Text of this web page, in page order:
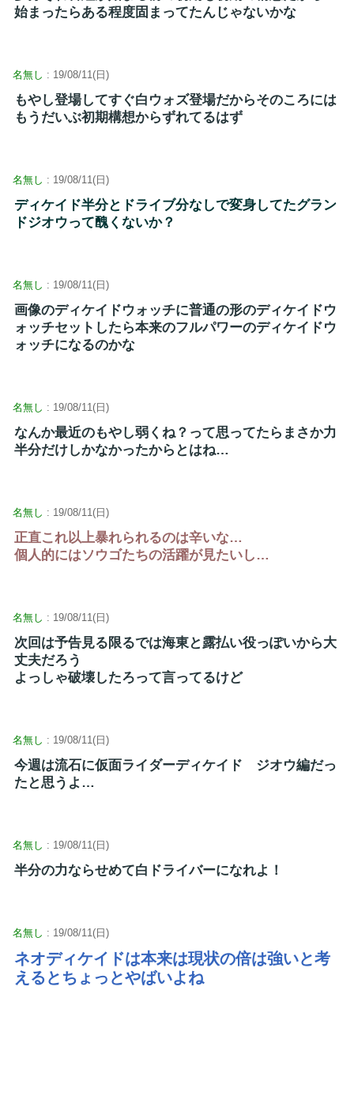
始まったらある程度固まってたんじゃないかな
名無し : 19/08/11(日)
もやし登場してすぐ白ウォズ登場だからそのころには
もうだいぶ初期構想からずれてるはず
名無し : 19/08/11(日)
ディケイド半分とドライブ分なしで変身してたグラン
ドジオウって醜くないか？
名無し : 19/08/11(日)
画像のディケイドウォッチに普通の形のディケイドウ
ォッチセットしたら本来のフルパワーのディケイドウ
ォッチになるのかな
名無し : 19/08/11(日)
なんか最近のもやし弱くね？って思ってたらまさか力
半分だけしかなかったからとはね…
名無し : 19/08/11(日)
正直これ以上暴れられるのは辛いな…
個人的にはソウゴたちの活躍が見たいし…
名無し : 19/08/11(日)
次回は予告見る限るでは海東と露払い役っぽいから大
丈夫だろう
よっしゃ破壊したろって言ってるけど
名無し : 19/08/11(日)
今週は流石に仮面ライダーディケイド ジオウ編だっ
たと思うよ…
名無し : 19/08/11(日)
半分の力ならせめて白ドライバーになれよ！
名無し : 19/08/11(日)
ネオディケイドは本来は現状の倍は強いと考
えるとちょっとやばいよね